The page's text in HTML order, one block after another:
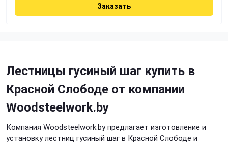
Заказать
Лестницы гусиный шаг купить в
Красной Слободе от компании
Woodsteelwork.by
Компания Woodsteelwork.by предлагает изготовление и
установку лестниц гусиный шаг в Красной Слободе и